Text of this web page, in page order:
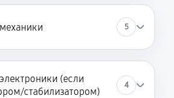
5
(если
стабилизатором)
4